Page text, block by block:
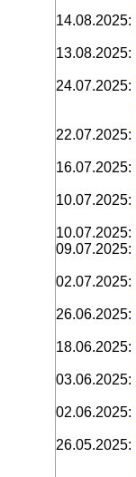
14.08.2025:
13.08.2025:
24.07.2025:
22.07.2025:
16.07.2025:
10.07.2025:
10.07.2025:
09.07.2025:
02.07.2025:
26.06.2025:
18.06.2025:
03.06.2025:
02.06.2025:
26.05.2025: